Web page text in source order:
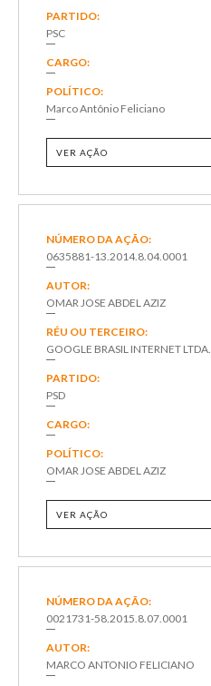
PARTIDO:
PSC
CARGO:
POLÍTICO:
Marco Antônio Feliciano
VER AÇÃO
NÚMERO DA AÇÃO:
0635881-13.2014.8.04.0001
AUTOR:
OMAR JOSE ABDEL AZIZ
RÉU OU TERCEIRO:
GOOGLE BRASIL INTERNET LTDA.
PARTIDO:
PSD
CARGO:
POLÍTICO:
OMAR JOSE ABDEL AZIZ
VER AÇÃO
NÚMERO DA AÇÃO:
0021731-58.2015.8.07.0001
AUTOR:
MARCO ANTONIO FELICIANO